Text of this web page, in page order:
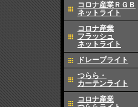
コロナ産業ＲＧＢ
ネットライト
コロナ産業
フラッシュ
ネットライト
ドレープライト
つらら・
カーテンライト
コロナ産業